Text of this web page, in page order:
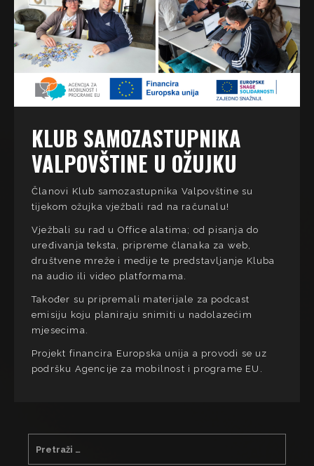
KLUB SAMOZASTUPNIKA
VALPOVŠTINE U OŽUJKU
Članovi Klub samozastupnika Valpovštine su
tijekom ožujka vježbali rad na računalu!
Vježbali su rad u Office alatima; od pisanja do
uređivanja teksta, pripreme članaka za web,
društvene mreže i medije te predstavljanje Kluba
na audio ili video platformama.
Također su pripremali materijale za podcast
emisiju koju planiraju snimiti u nadolazećim
mjesecima.
Projekt financira Europska unija a provodi se uz
podršku Agencije za mobilnost i programe EU.